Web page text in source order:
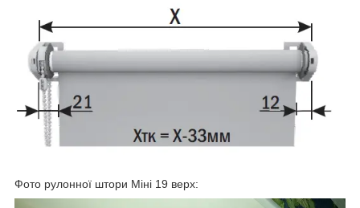
Фото рулонної штори Міні 19 верх: